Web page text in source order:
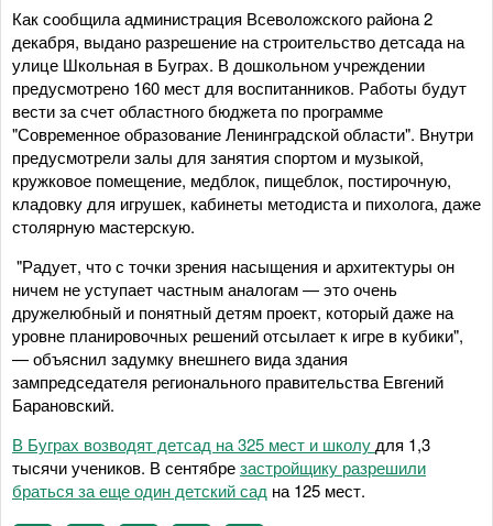
Как сообщила администрация Всеволожского района 2
декабря, выдано разрешение на строительство детсада на
улице Школьная в Буграх. В дошкольном учреждении
предусмотрено 160 мест для воспитанников. Работы будут
вести за счет областного бюджета по программе
"Современное образование Ленинградской области". Внутри
предусмотрели залы для занятия спортом и музыкой,
кружковое помещение, медблок, пищеблок, постирочную,
кладовку для игрушек, кабинеты методиста и пихолога, даже
столярную мастерскую.
"Радует, что с точки зрения насыщения и архитектуры он
ничем не уступает частным аналогам — это очень
дружелюбный и понятный детям проект, который даже на
уровне планировочных решений отсылает к игре в кубики",
— объяснил задумку внешнего вида здания
зампредседателя регионального правительства Евгений
Барановский.
В Буграх возводят детсад на 325 мест и школу для 1,3
тысячи учеников. В сентябрезастройщику разрешили
браться за еще один детский сад на 125 мест.